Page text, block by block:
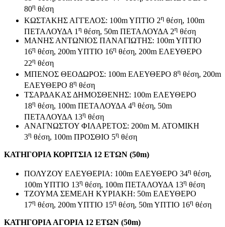
80η θέση
ΚΩΣΤΑΚΗΣ ΑΓΓΕΛΟΣ: 100m YΠTIO 2η θέση, 100m
ΠΕΤΑΛΟΥΔΑ 1 η θέση, 50m ΠΕΤΑΛΟΥΔΑ 2η θέση
ΜΑΝΗΣ ΑΝΤΩΝΙΟΣ ΠΑΝΑΓΙΩΤΗΣ: 100m YΠTIO
16η θέση, 200m YΠTIO 16η θέση, 200m ΕΛΕΥΘΕΡΟ
22η θέση
ΜΠΕΝΟΣ ΘΕΟΔΩΡΟΣ: 100m ΕΛΕΥΘΕΡΟ 8η θέση, 200m
ΕΛΕΥΘΕΡΟ 8η θέση
ΤΣΑΡΔΑΚΑΣ ΔΗΜΟΣΘΕΝΗΣ: 100m ΕΛΕΥΘΕΡΟ
18η θέση, 100m ΠΕΤΑΛΟΥΔΑ 4η θέση, 50m
ΠΕΤΑΛΟΥΔΑ 13η θέση
ΑΝΑΓΝΩΣΤΟΥ ΦΙΛΑΡΕΤΟΣ: 200m Μ. ΑΤΟΜΙΚΗ
3η θέση, 100m ΠΡΟΣΘΙΟ 5η θέση
ΚΑΤΗΓΟΡΙΑ ΚΟΡΙΤΣΙΑ 12 ΕΤΩΝ (50m)
ΠΟΛΥΖΟΥ ΕΛΕΥΘΕΡΙΑ: 100m ΕΛΕΥΘΕΡΟ 34η θέση,
100m YΠTIO 13η θέση, 100m ΠΕΤΑΛΟΥΔΑ 13η θέση
ΤΖΟΥΜΑ ΣΕΜΕΛΗ ΚΥΡΙΑΚΗ: 50m ΕΛΕΥΘΕΡΟ
17η θέση, 200m YΠTIO 15η θέση, 50m YΠTIO 16η θέση
ΚΑΤΗΓΟΡΙΑ ΑΓΟΡΙΑ 12 ΕΤΩΝ (50m)